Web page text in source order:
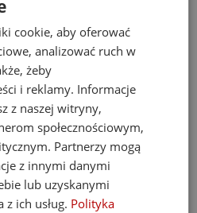
dla Dzieci z
Marie Djeco 6+
119,00 zł79,90 zł
do koszyka
cookie, aby oferować
analizować ruch w
żeby
i reklamy. Informacje
z naszej witryny,
społecznościowym,
Partnerzy mogą
z innymi danymi
lub uzyskanymi
z ich usług. Polityka